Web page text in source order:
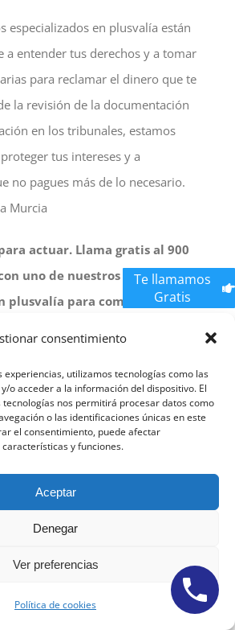
consentimiento
experiencias, utilizamos tecnologías como las
o acceder a la información del dispositivo. El
nos permitirá procesar datos como
o las identificaciones únicas en este
el consentimiento, puede afectar
y funciones.
Aceptar
Denegar
Ver preferencias
Política de cookies
especializados en plusvalía están
a entender tus derechos y a tomar
para reclamar el dinero que te
la revisión de la documentación
en los tribunales, estamos
tus intereses y a
no pagues más de lo necesario.
Murcia
actuar. Llama gratis al 900
uno de nuestros abogados
plusvalía para comenzar el
Plusvalía
Alicante
QUE PAGAR
hasta 100% de lo pagado por la
Te llamamos
Gratis